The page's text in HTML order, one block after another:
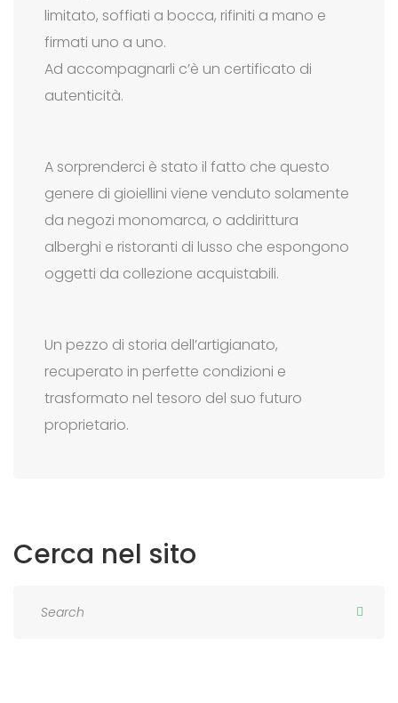
limitato, soffiati a bocca, rifiniti a mano e
firmati uno a uno.
Ad accompagnarli c’è un certificato di
autenticità.
A sorprenderci è stato il fatto che questo
genere di gioiellini viene venduto solamente
da negozi monomarca, o addirittura
alberghi e ristoranti di lusso che espongono
oggetti da collezione acquistabili.
Un pezzo di storia dell’artigianato,
recuperato in perfette condizioni e
trasformato nel tesoro del suo futuro
proprietario.
Cerca nel sito